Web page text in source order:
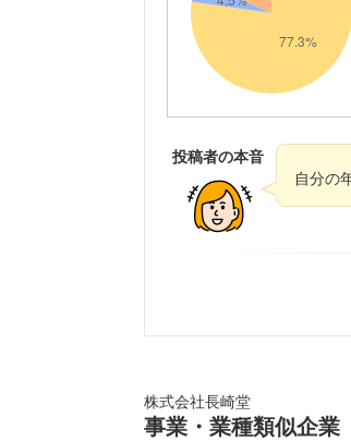
投稿者の本音
自分の
株式会社長崎堂
事業・業種類似企業